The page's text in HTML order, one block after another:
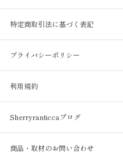
特定商取引法に基づく表記
プライバシーポリシー
利用規約
Sherryranticcaブログ
商品・取材のお問い合わせ